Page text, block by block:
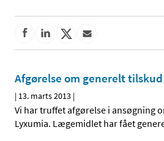
Afgørelse om generelt
| 13. marts 2013 |
Vi har truffet afgørelse i ansøgning
Lyxumia. Lægemidlet har fået